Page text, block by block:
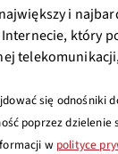
największy i
który
się odnośniki
poprzez dzielenie
w polityce